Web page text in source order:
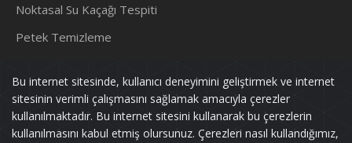
Bu internet sitesinde, kullanıcı deneyimini geliştirmek ve internet
sitesinin verimli çalışmasını sağlamak amacıyla çerezler
kullanılmaktadır. Bu internet sitesini kullanarak bu çerezlerin
kullanılmasını kabul etmiş olursunuz. Çerezleri nasıl kullandığımız,
Noktasal Su Kaçağı Tespiti
Petek Temizleme